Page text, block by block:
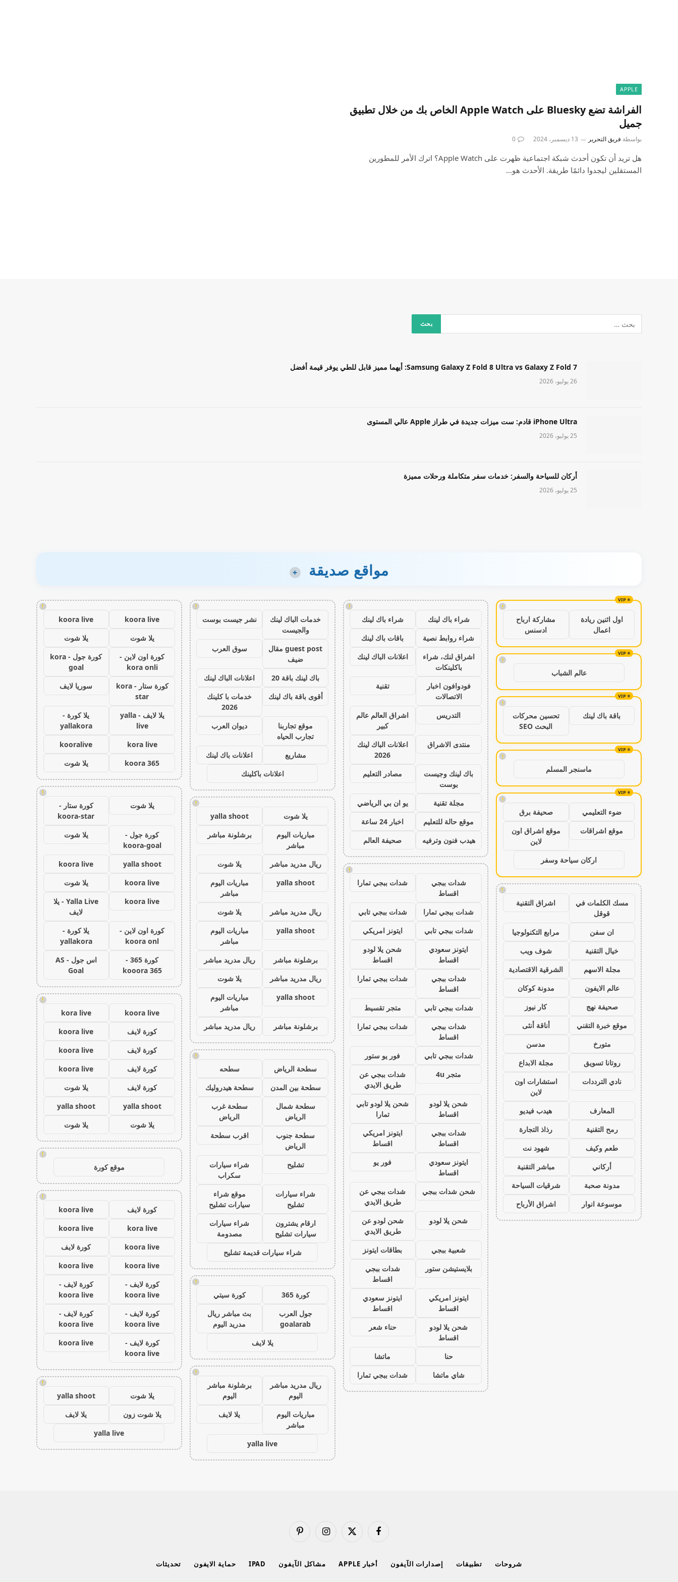
APPLE
الفراشة تضع Bluesky على Apple Watch الخاص بك من خلال تطبيق
جميل
بواسطة فريق التحرير 13 ديسمبر، 2024 0
هل تريد أن تكون أحدث شبكة اجتماعية ظهرت على Apple Watch؟ اترك الأمر للمطورين
المستقلين ليجدوا دائمًا طريقة. الأحدث هو…
Samsung Galaxy Z Fold 8 Ultra vs Galaxy Z Fold 7: أيهما مميز قابل للطي يوفر قيمة أفضل
26 يوليو، 2026
iPhone Ultra قادم: ست ميزات جديدة في طراز Apple عالي المستوى
25 يوليو، 2026
أركان للسياحة والسفر: خدمات سفر متكاملة ورحلات مميزة
25 يوليو، 2026
مواقع صديقة +
!
اول اثنين ريادة
اعمال
مشاركة ارباح
ادسنس
!
عالم الشباب
!
باقة باك لينك
تحسين محركات
البحث SEO
!
ماسنجر المسلم
!
ضوء التعليمي
صحيفة برق
موقع اشراقات
موقع اشراق اون
لاين
اركان سياحة وسفر
!
مسك الكلمات في
قوقل
اشراق التقنية
ان سفن
مرابع التكنولوجيا
خيال التقنية
شوف ويب
مجلة الاسهم
الشرقية الاقتصادية
عالم الايفون
مدونة كوكان
صحيفة نهج
كار نيوز
موقع خبرة التقني
أناقة أنثى
متورخ
مدسن
روتانا تسويق
مجلة الابداع
نادي الترددات
استشارات اون
لاين
المعارف
هيدب فيديو
رمح التقنية
رذاذ التجارة
طعم وكيف
شهود نت
أركاني
مباشر التقنية
مدونة صحبة
شرقيات السياحة
موسوعة انوار
اشراق الأرباح
!
شراء باك لينك
شراء باك لينك
شراء روابط نصية
باقات باك لينك
اشراق لنك، شراء
باكلينكات
اعلانات الباك لينك
فودوافون اخبار
الاتصالات
تقنية
التدريس
اشراق العالم عالم
كبير
منتدى الاشراق
اعلانات الباك لينك
2026
باك لينك وجيست
بوست
مصادر التعليم
مجلة تقنية
يو ان بي الرياضي
موقع حالة للتعليم
اخبار 24 ساعة
هيدب فنون وترفيه
صحيفة العالم
!
شدات ببجي
اقساط
شدات ببجي تمارا
شدات ببجي تمارا
شدات ببجي تابي
شدات ببجي تابي
ايتونز امريكي
ايتونز سعودي
اقساط
شحن يلا لودو
اقساط
شدات ببجي
اقساط
شدات ببجي تمارا
شدات ببجي تابي
متجر تقسيط
شدات ببجي
اقساط
شدات ببجي تمارا
شدات ببجي تابي
فور يو ستور
متجر 4u
شدات ببجي عن
طريق الايدي
شحن يلا لودو
اقساط
شحن يلا لودو تابي
تمارا
شدات ببجي
اقساط
ايتونز امريكي
اقساط
ايتونز سعودي
اقساط
فور يو
شحن شدات ببجي
شدات ببجي عن
طريق الايدي
شحن يلا لودو
شحن لودو عن
طريق الايدي
شعبية ببجي
بطاقات ايتونز
بلايستيشن ستور
شدات ببجي
اقساط
ايتونز امريكي
اقساط
ايتونز سعودي
اقساط
شحن يلا لودو
اقساط
حناء شعر
حنا
ماتشا
شاي ماتشا
شدات ببجي تمارا
!
خدمات الباك لينك
والجيست
نشر جيست بوست
guest post مقال
ضيف
سوق العرب
باك لينك باقة 20
اعلانات الباك لينك
أقوى باقة باك لينك
خدمات با كلينك
2026
موقع تجاربنا
تجارب الحياه
ديوان العرب
مشاريع
اعلانات باك لينك
اعلانات باكلينك
!
يلا شوت
yalla shoot
مباريات اليوم
مباشر
برشلونة مباشر
ريال مدريد مباشر
يلا شوت
yalla shoot
مباريات اليوم
مباشر
ريال مدريد مباشر
يلا شوت
yalla shoot
مباريات اليوم
مباشر
برشلونة مباشر
ريال مدريد مباشر
ريال مدريد مباشر
يلا شوت
yalla shoot
مباريات اليوم
مباشر
برشلونة مباشر
ريال مدريد مباشر
!
سطحة الرياض
سطحه
سطحة بين المدن
سطحة هيدروليك
سطحة شمال
الرياض
سطحة غرب
الرياض
سطحة جنوب
الرياض
اقرب سطحة
تشليح
شراء سيارات
سكراب
شراء سيارات
تشليح
موقع شراء
سيارات تشليح
ارقام يشترون
سيارات تشليح
شراء سيارات
مصدومة
شراء سيارات قديمة تشليح
!
كورة 365
كورة سيتي
جول العرب
goalarab
بث مباشر ريال
مدريد اليوم
يلا لايف
!
ريال مدريد مباشر
اليوم
برشلونة مباشر
اليوم
مباريات اليوم
مباشر
يلا لايف
yalla live
!
koora live
koora live
يلا شوت
يلا شوت
كورة اون لاين -
kora onli
كورة جول - kora
goal
كورة ستار - kora
star
سوريا لايف
يلا لايف - yalla
live
يلا كورة -
yallakora
kora live
kooralive
koora 365
يلا شوت
!
يلا شوت
كورة ستار -
koora-star
كورة جول -
koora-goal
يلا شوت
yalla shoot
koora live
koora live
يلا شوت
koora live
Yalla Live - يلا
لايف
كورة اون لاين -
koora onl
يلا كورة -
yallakora
كورة 365 -
kooora 365
اس جول - AS
Goal
!
koora live
kora live
كورة لايف
koora live
كورة لايف
koora live
كورة لايف
koora live
كورة لايف
يلا شوت
yalla shoot
yalla shoot
يلا شوت
يلا شوت
!
موقع كورة
!
كورة لايف
koora live
kora live
koora live
koora live
كورة لايف
koora live
koora live
كورة لايف -
koora live
كورة لايف -
koora live
كورة لايف -
koora live
كورة لايف -
koora live
كورة لايف -
koora live
koora live
!
يلا شوت
yalla shoot
يلا شوت زون
يلا لايف
yalla live
فيسبوك
X
الانستغرامبينتيريست
شروحات تطبيقات إصدارات الآيفون أخبار APPLE مشاكل الآيفون IPAD حماية الايفون تحديثات